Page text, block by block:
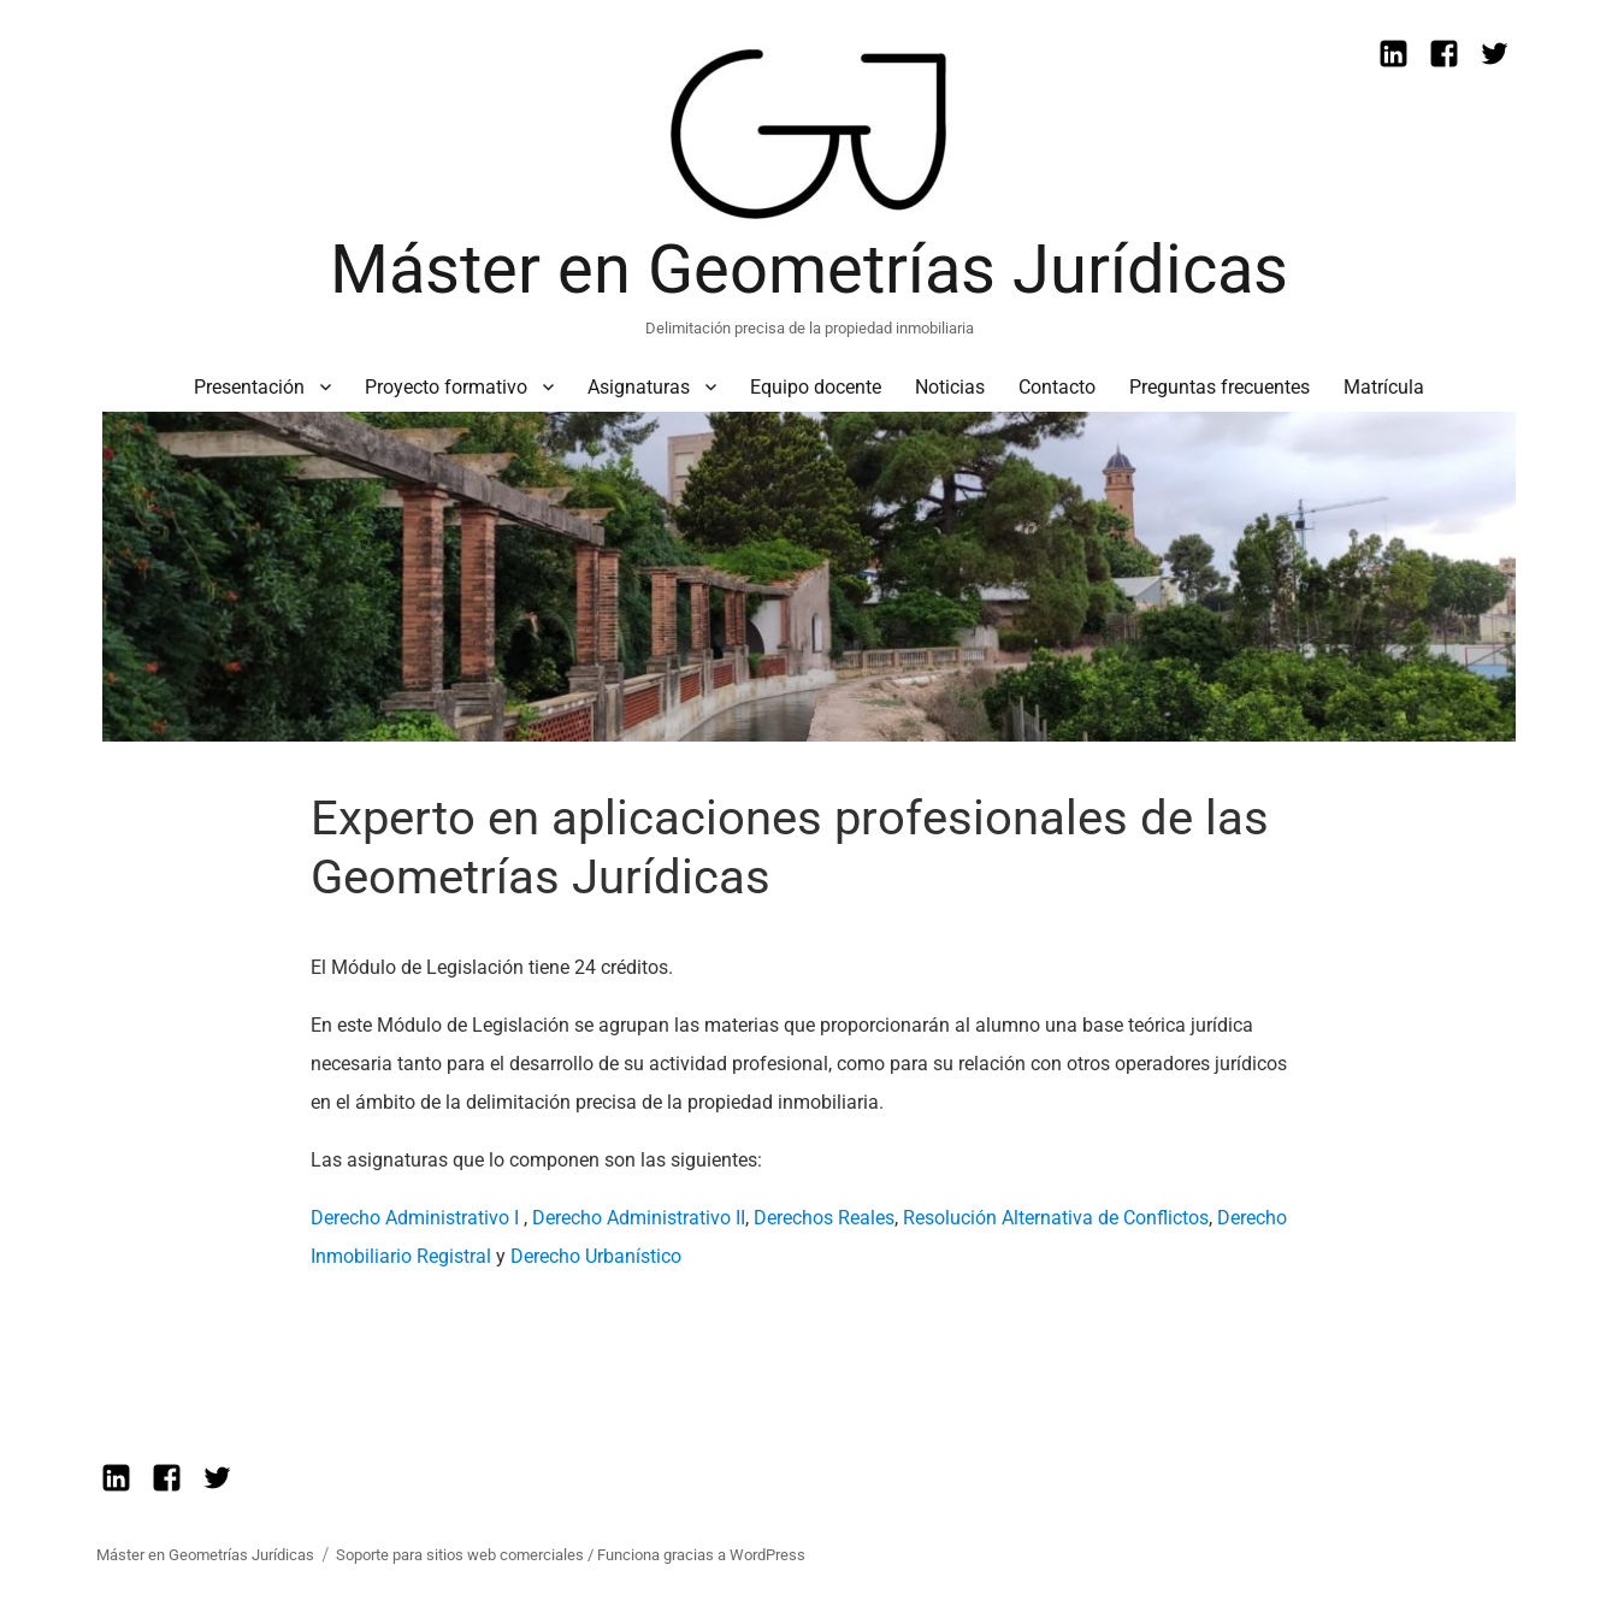
Máster en Geometrías Jurídicas
Delimitación precisa de la propiedad inmobiliaria
Presentación Proyecto formativo Asignaturas Equipo docente Noticias Contacto Preguntas frecuentes Matrícula
LinkedinFacebook
Experto en aplicaciones profesionales de las
Geometrías Jurídicas
El Módulo de Legislación tiene 24 créditos.
En este Módulo de Legislación se agrupan las materias que proporcionarán al alumno una base teórica jurídica
necesaria tanto para el desarrollo de su actividad profesional, como para su relación con otros operadores jurídicos
en el ámbito de la delimitación precisa de la propiedad inmobiliaria.
Las asignaturas que lo componen son las siguientes:
Derecho Administrativo I , Derecho Administrativo II, Derechos Reales, Resolución Alternativa de Conflictos, Derecho
Inmobiliario Registral y Derecho Urbanístico
LinkedinFacebook
Máster en Geometrías Jurídicas Soporte para sitios web comerciales / Funciona gracias a WordPress